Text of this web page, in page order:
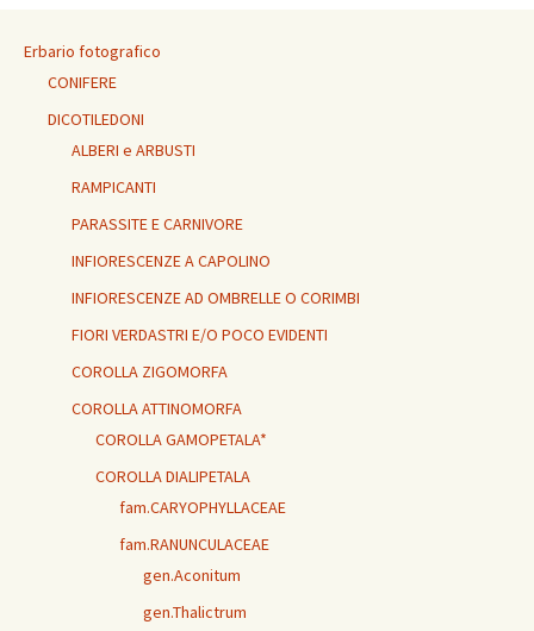
Erbario fotografico
CONIFERE
DICOTILEDONI
ALBERI e ARBUSTI
RAMPICANTI
PARASSITE E CARNIVORE
INFIORESCENZE A CAPOLINO
INFIORESCENZE AD OMBRELLE O CORIMBI
FIORI VERDASTRI E/O POCO EVIDENTI
COROLLA ZIGOMORFA
COROLLA ATTINOMORFA
COROLLA GAMOPETALA*
COROLLA DIALIPETALA
fam.CARYOPHYLLACEAE
fam.RANUNCULACEAE
gen.Aconitum
gen.Thalictrum